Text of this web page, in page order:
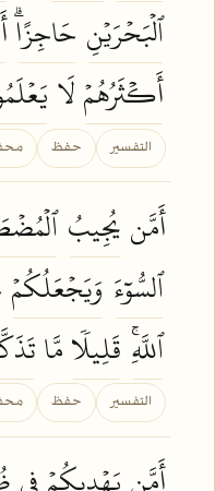
ٱلۡبَحۡرَيۡنِ حَاجِزًاۗ
أَكۡثَرُهُمۡلَا
التفسير حفظ
أَمَّن يُجِيبُ
ٱلسُّوٓءَ وَيَجۡعَلُكُمۡ
ٱللَّهِۚ قَلِيلٗامَّا
التفسير حفظ